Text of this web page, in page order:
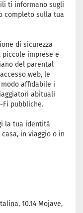
ti informano sugli
completo sulla tua
di sicurezza
imprese e
del parental
web, le
affidabile i
abituali
Fi pubbliche.
la tua identità
in viaggio o in
10.14 Mojave,